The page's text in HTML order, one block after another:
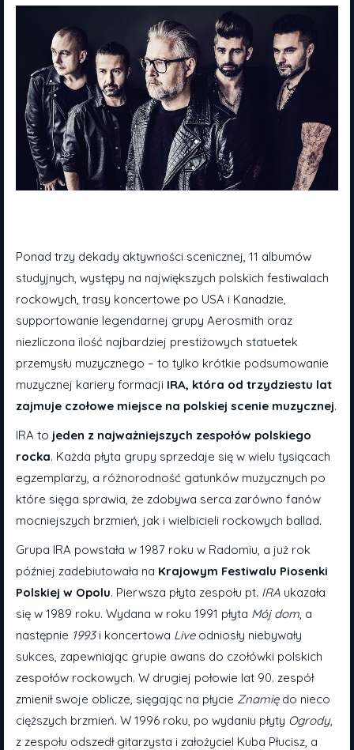
Ponad trzy dekady aktywności scenicznej, 11 albumów
studyjnych, występy na największych polskich festiwalach
rockowych, trasy koncertowe po USA i Kanadzie,
supportowanie legendarnej grupy Aerosmith oraz
niezliczona ilość najbardziej prestiżowych statuetek
przemysłu muzycznego – to tylko krótkie podsumowanie
muzycznej kariery formacji IRA, która od trzydziestu lat
zajmuje czołowe miejsce na polskiej scenie muzycznej.
IRA to jeden z najważniejszych zespołów polskiego
rocka. Każda płyta grupy sprzedaje się w wielu tysiącach
egzemplarzy, a różnorodność gatunków muzycznych po
które sięga sprawia, że zdobywa serca zarówno fanów
mocniejszych brzmień, jak i wielbicieli rockowych ballad.
Grupa IRA powstała w 1987 roku w Radomiu, a już rok
później zadebiutowała na Krajowym Festiwalu Piosenki
Polskiej w Opolu. Pierwsza płyta zespołu pt. IRA ukazała
się w 1989 roku. Wydana w roku 1991 płyta Mój dom , a
następnie 1993i koncertowa Live odniosły niebywały
sukces, zapewniając grupie awans do czołówki polskich
zespołów rockowych. W drugiej połowie lat 90. zespół
zmienił swoje oblicze, sięgając na płycie Znamię do nieco
cięższych brzmień. W 1996 roku, po wydaniu płyty Ogrody,
z zespołu odszedł gitarzysta i założyciel Kuba Płucisz, a